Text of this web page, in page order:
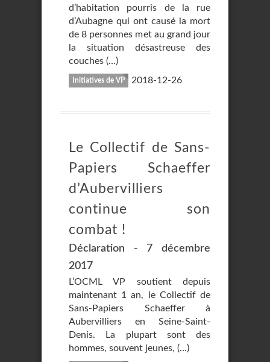
d’habitation pourris de la rue
d’Aubagne qui ont causé la mort
de 8 personnes met au grand jour
la situation désastreuse des
couches (…)
Initiatives de VP 2018-12-26
Le Collectif de Sans-
Papiers Schaeffer
d’Aubervilliers
continue son
combat !
Déclaration - 7 décembre
2017
L’OCML VP soutient depuis
maintenant 1 an, le Collectif de
Sans-Papiers Schaeffer à
Aubervilliers en Seine-Saint-
Denis. La plupart sont des
hommes, souvent jeunes, (…)